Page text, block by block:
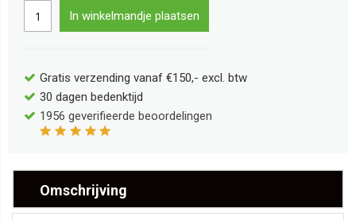
In winkelmandje plaatsen
Gratis verzending vanaf €150,- excl. btw
30 dagen bedenktijd
1956 geverifieerde beoordelingen
Omschrijving